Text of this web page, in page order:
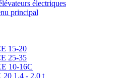
électriques
principal
15-20
25-35
10-16C
20 1,4 - 2,0 t